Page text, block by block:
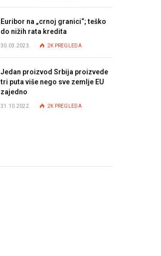
Euribor na „crnoj granici“; teško
do nižih rata kredita
30.03.2023. 2K PREGLEDA
Jedan proizvod Srbija proizvede
tri puta više nego sve zemlje EU
zajedno
31.10.2022. 2K PREGLEDA